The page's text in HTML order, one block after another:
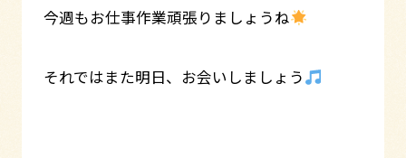
今週もお仕事作業頑張りましょうね
それではまた明日、お会いしましょう